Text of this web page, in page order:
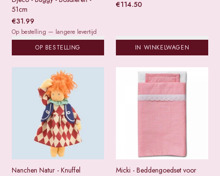
51cm
€31.99
Op bestelling — langere levertijd
OP BESTELLING
€114.50
IN WINKELWAGEN
Nanchen Natur - Knuffel
Micki - Beddengoedset voor